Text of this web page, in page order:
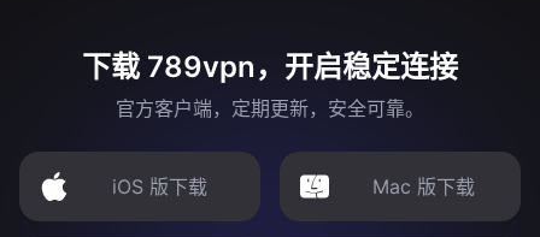
下载 789vpn，开启稳定连接
官方客户端，定期更新，安全可靠。
iOS 版下载 Mac 版下载